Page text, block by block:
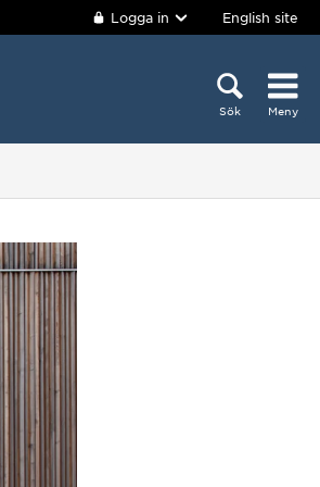
Logga in English site
Sök Meny